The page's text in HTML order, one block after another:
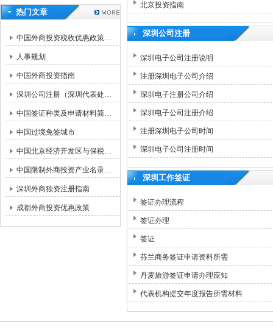
热门文章
中国外商投资税收优惠政策…
人事规划
中国外商投资指南
深圳公司注册（深圳代表处…
中国签证种类及申请材料简…
中国过境免签城市
中国北京经济开发区与保税…
中国限制外商投资产业名录…
深圳外商独资注册指南
成都外商投资优惠政策
北京投资指南
深圳公司注册
深圳电子公司注册说明
注册深圳电子公司介绍
深圳电子注册公司介绍
深圳电子公司注册介绍
注册深圳电子公司时间
深圳电子公司注册时间
深圳工作签证
签证办理流程
签证办理
签证
芬兰商务签证申请资料所需
丹麦旅游签证申请办理应知
代表机构提交年度报告所需材料